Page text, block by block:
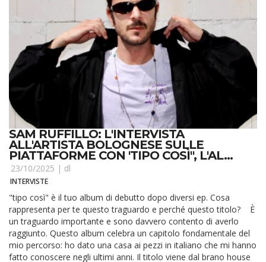
SAM RUFFILLO: L'INTERVISTA
ALL'ARTISTA BOLOGNESE SULLE
PIATTAFORME CON 'TIPO COSÌ", L'AL...
23/10/2025 | dl
INTERVISTE
"tipo così" è il tuo album di debutto dopo diversi ep. Cosa
rappresenta per te questo traguardo e perché questo titolo? È
un traguardo importante e sono davvero contento di averlo
raggiunto. Questo album celebra un capitolo fondamentale del
mio percorso: ho dato una casa ai pezzi in italiano che mi hanno
fatto conoscere negli ultimi anni. Il titolo viene dal brano house